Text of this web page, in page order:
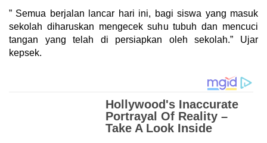
” Semua berjalan lancar hari ini, bagi siswa yang masuk
sekolah diharuskan mengecek suhu tubuh dan mencuci
tangan yang telah di persiapkan oleh sekolah.” Ujar
kepsek.